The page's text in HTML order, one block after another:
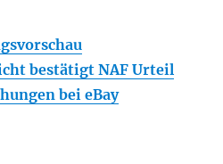
bestätigt NAF Urteil
bei eBay